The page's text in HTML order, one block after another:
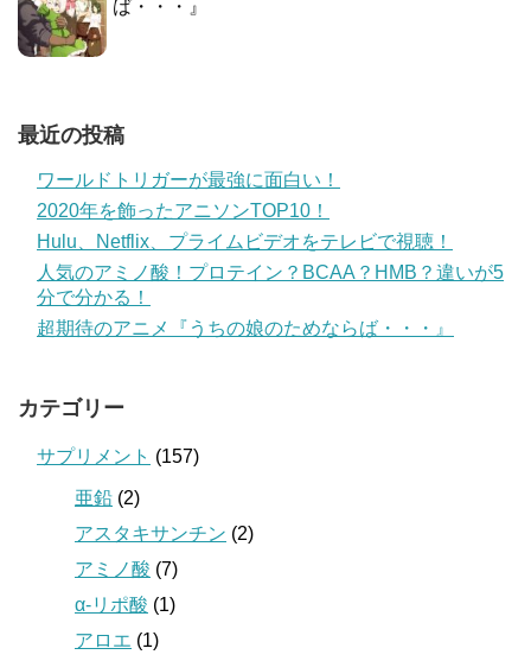
ば・・・』
最近の投稿
ワールドトリガーが最強に面白い！
2020年を飾ったアニソンTOP10！
Hulu、Netflix、プライムビデオをテレビで視聴！
人気のアミノ酸！プロテイン？BCAA？HMB？違いが5
分で分かる！
超期待のアニメ『うちの娘のためならば・・・』
カテゴリー
サプリメント (157)
亜鉛 (2)
アスタキサンチン (2)
アミノ酸 (7)
α-リポ酸 (1)
アロエ (1)